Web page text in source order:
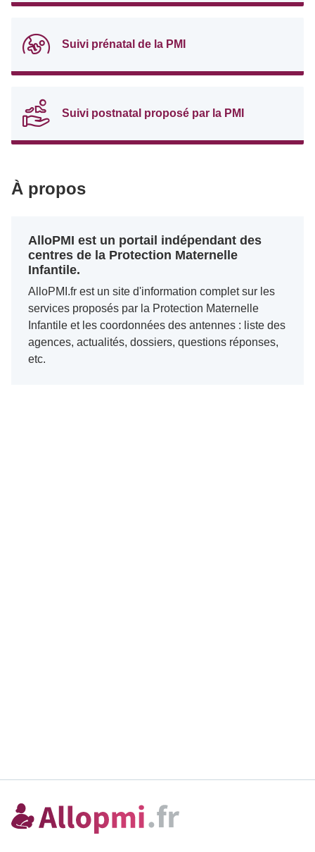
Suivi prénatal de la PMI
Suivi postnatal proposé par la PMI
À propos
AlloPMI est un portail indépendant des
centres de la Protection Maternelle
Infantile.
AlloPMI.fr est un site d'information complet sur les
services proposés par la Protection Maternelle
Infantile et les coordonnées des antennes : liste des
agences, actualités, dossiers, questions réponses,
etc.